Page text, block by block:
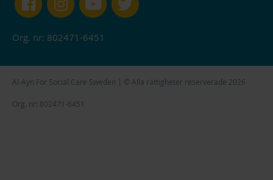
Org. nr: 802471-6451
Al-Ayn For Social Care Sweden | © Alla rättigheter reserverade 2026
Org. nr: 802471-6451